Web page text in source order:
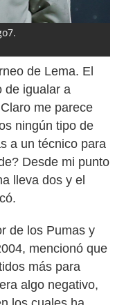
de Lema. El
de igualar a
me parece
ningún tipo de
a un técnico para
Desde mi punto
lleva dos y el
de los Pumas y
mencionó que
más para
algo negativo,